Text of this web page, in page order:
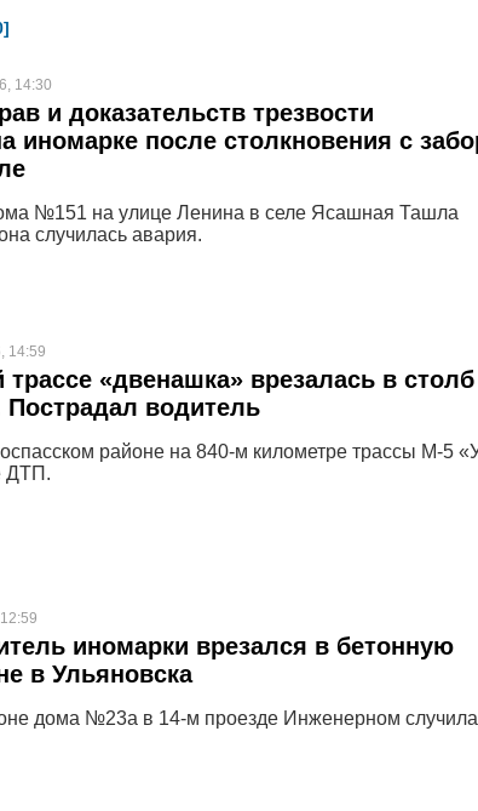
14:30
и доказательств трезвости
иномарке после столкновения с
№151 на улице Ленина в селе Ясашная Ташла
случилась авария.
14:59
трассе «двенашка» врезалась в
Пострадал водитель
районе на 840-м километре трассы М-5
ДТП.
иномарки врезался в бетонную
в Ульяновска
дома №23а в 14-м проезде Инженерном